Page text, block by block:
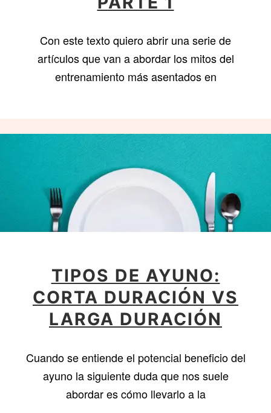
Con este texto quiero abrir una serie de
artículos que van a abordar los mitos del
entrenamiento más asentados en
TIPOS DE AYUNO:
CORTA DURACIÓN VS
LARGA DURACIÓN
Cuando se entiende el potencial beneficio del
ayuno la siguiente duda que nos suele
abordar es cómo llevarlo a la